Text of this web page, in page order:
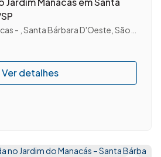
Santa Bárbara D'Oeste São Paulo